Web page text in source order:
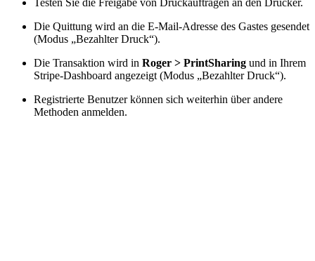
Die Quittung wird an die E-Mail-Adresse des Gastes gesendet
(Modus „Bezahlter Druck“).
Die Transaktion wird in Roger > PrintSharing und in Ihrem
Stripe-Dashboard angezeigt (Modus „Bezahlter Druck“).
Registrierte Benutzer können sich weiterhin über andere
Methoden anmelden.